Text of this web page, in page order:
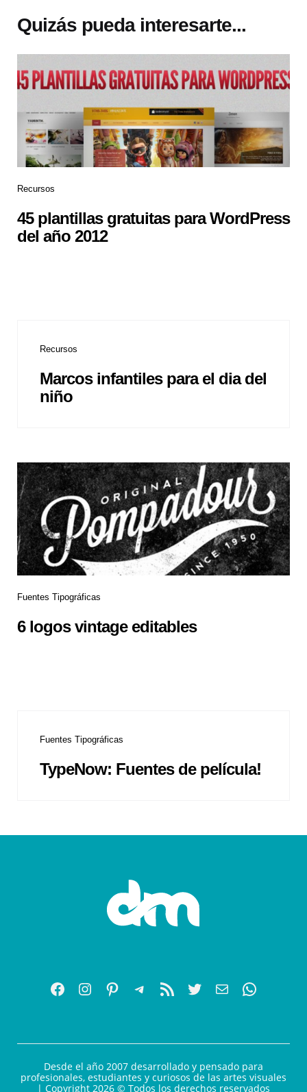
Quizás pueda interesarte...
Recursos
45 plantillas gratuitas para WordPress
del año 2012
Recursos
Marcos infantiles para el dia del
niño
Fuentes Tipográficas
6 logos vintage editables
Fuentes Tipográficas
TypeNow: Fuentes de película!
Desde el año 2007 desarrollado y pensado para
profesionales, estudiantes y curiosos de las artes visuales
| Copyright 2026 © Todos los derechos reservados